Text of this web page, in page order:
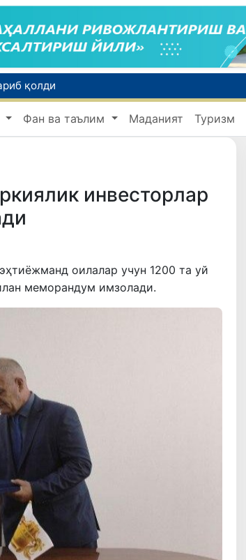
қолди
Тошкентда Кичик ҳалқа автомобиль йўлининг бир қисмида ҳаракат вақтинча чекланади
Фан ва таълим Маданият Туризм
инвесторлар
оилалар учун 1200 та уй
меморандум имзолади.